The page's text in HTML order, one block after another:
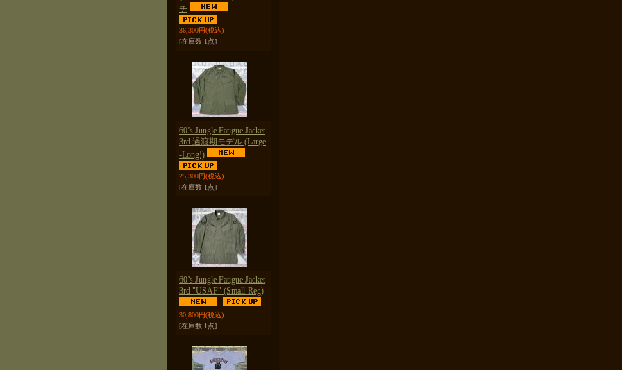
チ
36,300円(税込)
[在庫数 1点]
60’s Jungle Fatigue Jacket
3rd 過渡期モデル (Large
-Long!)
25,300円(税込)
[在庫数 1点]
60’s Jungle Fatigue Jacket
3rd "USAF" (Small-Reg)
30,800円(税込)
[在庫数 1点]